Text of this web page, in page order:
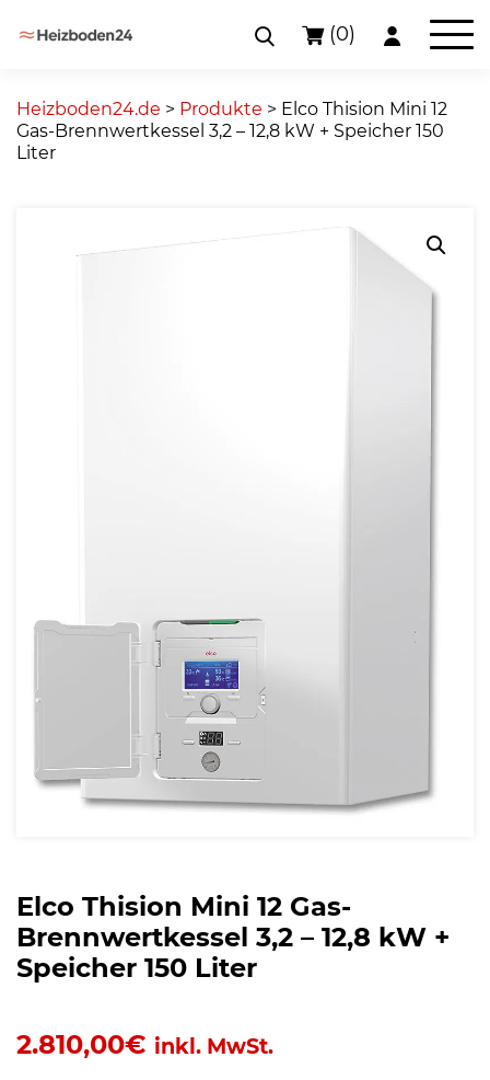
content
(0)
Heizboden24.de > Produkte > Elco Thision Mini 12
Gas-Brennwertkessel 3,2 – 12,8 kW + Speicher 150
Liter
Elco Thision Mini 12 Gas-
Brennwertkessel 3,2 – 12,8 kW +
Speicher 150 Liter
2.810,00€ inkl. MwSt.